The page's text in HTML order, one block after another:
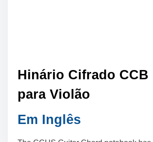
Hinário Cifrado CCB
para Viol ão
Em Inglês